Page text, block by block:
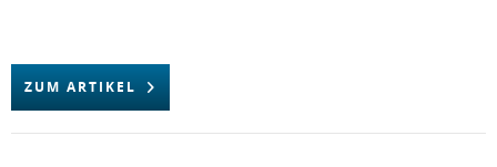
ZUM ARTIKEL